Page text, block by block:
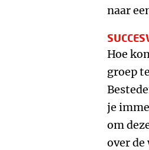
naar
Hoe
groep
je
om
over de